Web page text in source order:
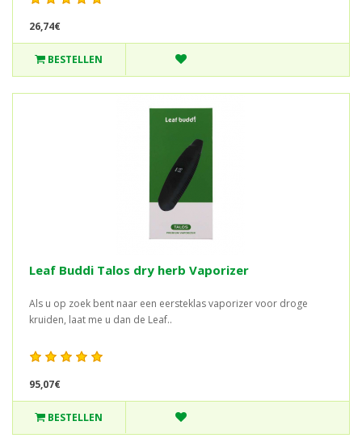
26,74€
BESTELLEN
Leaf Buddi Talos dry herb Vaporizer
Als u op zoek bent naar een eersteklas vaporizer voor droge
kruiden, laat me u dan de Leaf..
95,07€
BESTELLEN